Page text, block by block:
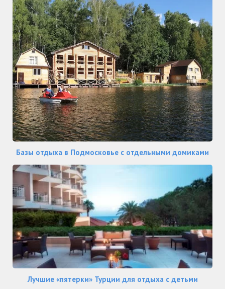
Базы отдыха в Подмосковье с отдельными домиками
Лучшие «пятерки» Турции для отдыха с детьми